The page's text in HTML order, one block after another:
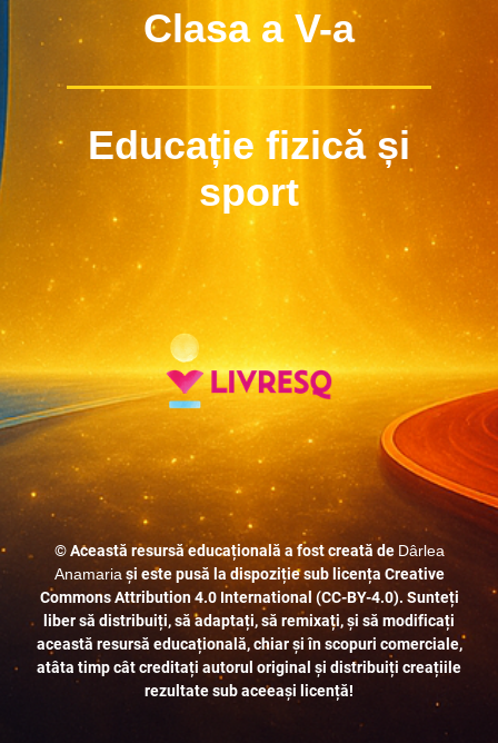
Clasa a V-a
Educație fizică și
sport
©Această resursă educațională a fost creată de Dârlea
Anamariași este pusă la dispoziție sub licența Creative
Commons Attribution 4.0 International (CC-BY-4.0). Sunteți
liber să distribuiți, să adaptați, să remixați, și să modificați
această resursă educațională, chiar și în scopuri comerciale,
atâta timp cât creditați autorul original și distribuiți creațiile
rezultate sub aceeași licență!